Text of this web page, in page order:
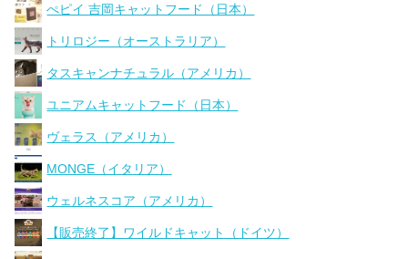
ぺピイ 吉岡キャットフード（日本）
トリロジー（オーストラリア）
タスキャンナチュラル（アメリカ）
ユニアムキャットフード（日本）
ヴェラス（アメリカ）
MONGE（イタリア）
ウェルネスコア（アメリカ）
【販売終了】ワイルドキャット（ドイツ）